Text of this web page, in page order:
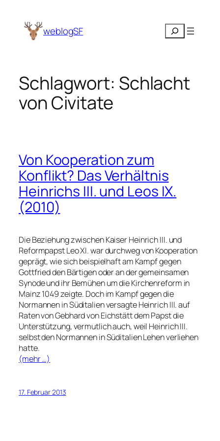
Inhalt
springen weblogSF Suchen
Schlagwort: Schlacht
von Civitate
Von Kooperation zum
Konflikt? Das Verhältnis
Heinrichs III. und Leos IX.
(2010)
Die Beziehung zwischen Kaiser Heinrich III. und
Reformpapst Leo XI. war durchweg von Kooperation
geprägt, wie sich beispielhaft am Kampf gegen
Gottfried den Bärtigen oder an der gemeinsamen
Synode und ihr Bemühen um die Kirchenreform in
Mainz 1049 zeigte. Doch im Kampf gegen die
Normannen in Süditalien versagte Heinrich III. auf
Raten von Gebhard von Eichstätt dem Papst die
Unterstützung, vermutlich auch, weil Heinrich III.
selbst den Normannen in Süditalien Lehen verliehen
hatte.
(mehr …)
17. Februar 2013